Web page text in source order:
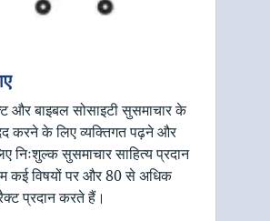
और बाइबल सोसाइटी सुसमाचार के
करने के लिए व्यक्तिगत पढ़ने और
निःशुल्क सुसमाचार साहित्य प्रदान
कई विषयों पर और 80 से अधिक
प्रदान करते हैं।